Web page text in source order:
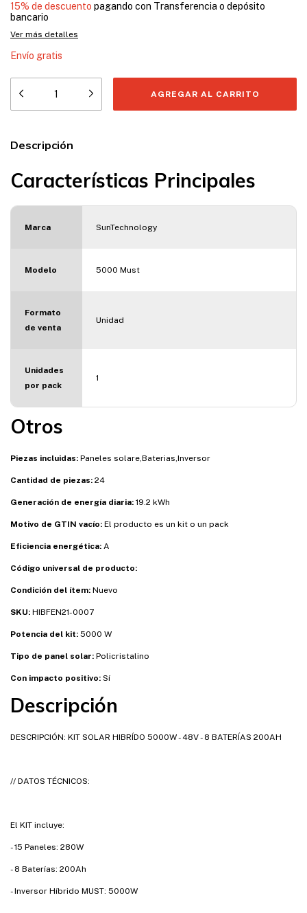
15% de descuento pagando con Transferencia o depósito
bancario
Ver más detalles
Envío gratis
Descripción
Características Principales
Marca SunTechnology
Modelo 5000 Must
Formato
de venta
Unidad
Unidades
por pack
1
Otros
Piezas incluidas: Paneles solare,Baterias,Inversor
Cantidad de piezas: 24
Generación de energía diaria: 19.2 kWh
Motivo de GTIN vacío: El producto es un kit o un pack
Eficiencia energética: A
Código universal de producto:
Condición del ítem: Nuevo
SKU: HIBFEN21-0007
Potencia del kit: 5000 W
Tipo de panel solar: Policristalino
Con impacto positivo: Sí
Descripción
DESCRIPCIÓN: KIT SOLAR HIBRÍDO 5000W - 48V - 8 BATERÍAS 200AH
// DATOS TÉCNICOS:
El KIT incluye:
- 15 Paneles: 280W
- 8 Baterías: 200Ah
- Inversor Híbrido MUST: 5000W